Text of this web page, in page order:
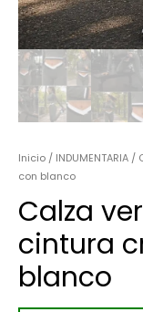
Inicio / INDUMENTARIA /
con blanco
Calza
cintura
blanco